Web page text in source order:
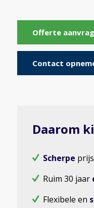
Offerte
Contact
Daarom
Scherpe prijs
Ruim 30 jaar
Flexibele en